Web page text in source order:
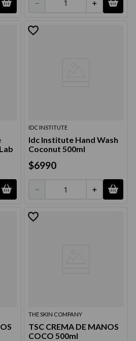
＋
－
IDC INSTITUTE
Idc Institute Hand Wash
Coconut 500ml
$6990
＋
－
THE SKIN COMPANY
TSC CREMA DE MANOS
COCO 500ml